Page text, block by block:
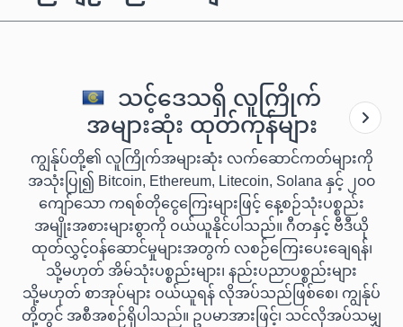
သင့်ဒေသရှိ လူကြိုက်
အများဆုံး ထုတ်ကုန်များ
ကျွန်ုပ်တို့၏ လူကြိုက်အများဆုံး လက်ဆောင်ကတ်များကို
အသုံးပြု၍ Bitcoin, Ethereum, Litecoin, Solana နှင့် ၂၀၀
ကျော်သော ကရစ်တိုငွေကြေးများဖြင့် နေ့စဉ်သုံးပစ္စည်း
အမျိုးအစားများစွာကို ဝယ်ယူနိုင်ပါသည်။ ဂီတနှင့် ဗီဒီယို
ထုတ်လွှင့်ဝန်ဆောင်မှုများအတွက် လစဉ်ကြေးပေးချေရန်၊
သို့မဟုတ် အိမ်သုံးပစ္စည်းများ၊ နည်းပညာပစ္စည်းများ
သို့မဟုတ် စာအုပ်များ ဝယ်ယူရန် လိုအပ်သည်ဖြစ်စေ၊ ကျွန်ုပ်
တို့တွင် အစီအစဉ်ရှိပါသည်။ ဥပမာအားဖြင့်၊ သင်လိုအပ်သမျှ